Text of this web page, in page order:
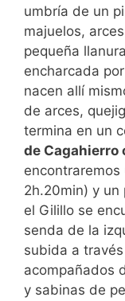
umbría de un
majuelos,
pequeña
encharcada
nacen allí
de arces,
termina en un
de Cagahierro
2h.20min) y
el Gilillo se
senda de la
subida a
acompañados
y sabinas de